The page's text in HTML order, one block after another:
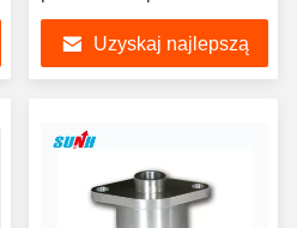
części metalowe Cnc
Uzyskaj najlepszą